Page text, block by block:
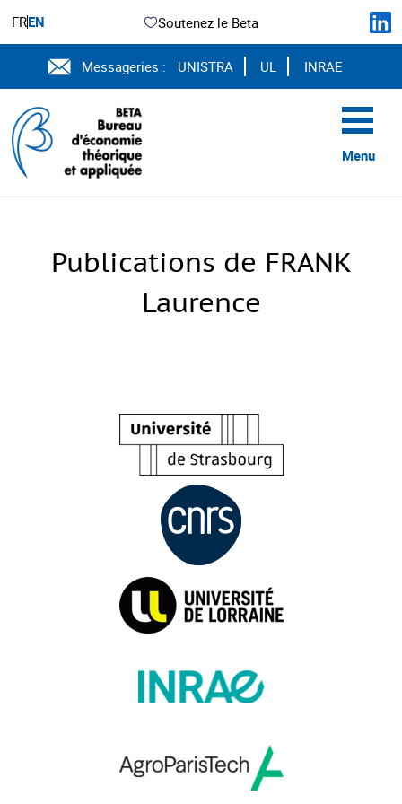
FREN Soutenez le Beta
Messageries : UNISTRA UL INRAE
Menu
Publications de FRANK
Laurence